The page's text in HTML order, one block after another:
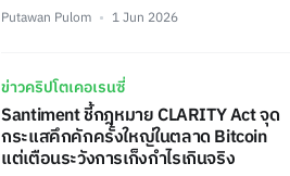
Putawan Pulom 1 Jun 2026
ข่าวคริปโตเคอเรนซี่
Santiment ชี้กฎหมาย CLARITY Act จุด
กระแสคึกคักครั้งใหญ่ในตลาด Bitcoin
แต่เตือนระวังการเก็งกำไรเกินจริง